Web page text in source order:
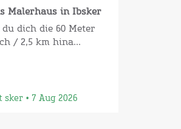
Malerhaus in Ibsker
du dich die 60 Meter
/ 2,5 km hina...
sker • 7 Aug 2026